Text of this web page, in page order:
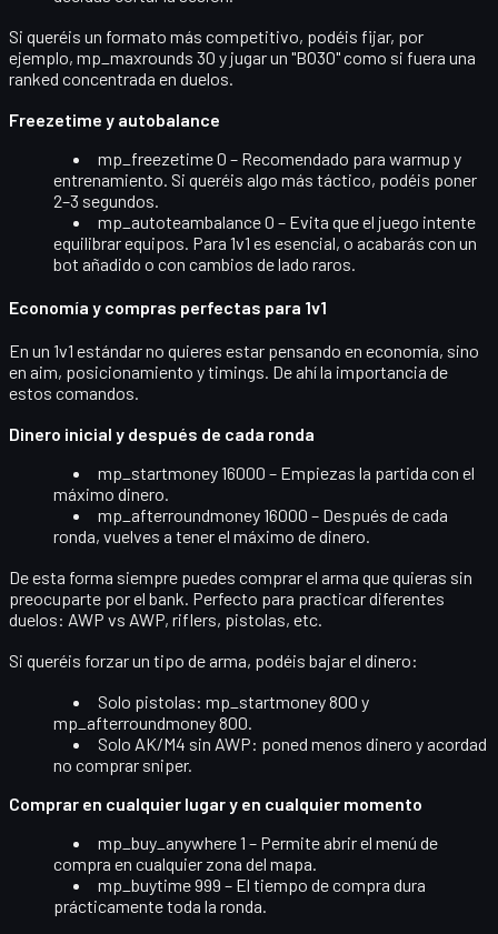
Si queréis un formato más competitivo, podéis fijar, por
ejemplo, mp_maxrounds 30 y jugar un "BO30" como si fuera una
ranked concentrada en duelos.
Freezetime y autobalance
mp_freezetime 0 – Recomendado para warmup y
entrenamiento. Si queréis algo más táctico, podéis poner
2–3 segundos.
mp_autoteambalance 0 – Evita que el juego intente
equilibrar equipos. Para 1v1 es esencial, o acabarás con un
bot añadido o con cambios de lado raros.
Economía y compras perfectas para 1v1
En un 1v1 estándar no quieres estar pensando en economía, sino
en aim, posicionamiento y timings. De ahí la importancia de
estos comandos.
Dinero inicial y después de cada ronda
mp_startmoney 16000 – Empiezas la partida con el
máximo dinero.
mp_afterroundmoney 16000 – Después de cada
ronda, vuelves a tener el máximo de dinero.
De esta forma siempre puedes comprar el arma que quieras sin
preocuparte por el bank. Perfecto para practicar diferentes
duelos: AWP vs AWP, riflers, pistolas, etc.
Si queréis forzar un tipo de arma, podéis bajar el dinero:
Solo pistolas: mp_startmoney 800 y
mp_afterroundmoney 800.
Solo AK/M4 sin AWP: poned menos dinero y acordad
no comprar sniper.
Comprar en cualquier lugar y en cualquier momento
mp_buy_anywhere 1 – Permite abrir el menú de
compra en cualquier zona del mapa.
mp_buytime 999 – El tiempo de compra dura
prácticamente toda la ronda.